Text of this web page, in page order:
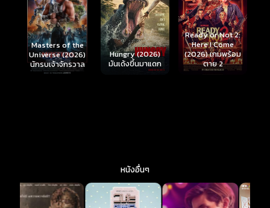
Masters of the
Universe (2026)
นักรบเจ้าจักรวาล
Hungry (2026)
มันเด้งขึ้นมาแดก
Ready or Not 2:
Here I Come
(2026) เกมพร้อม
ตาย 2
หนังอื่นๆ